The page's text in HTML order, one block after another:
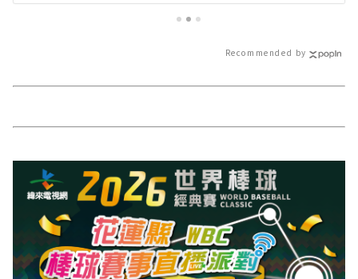
速的今日新聞報導 最新的在地資
Recommended by